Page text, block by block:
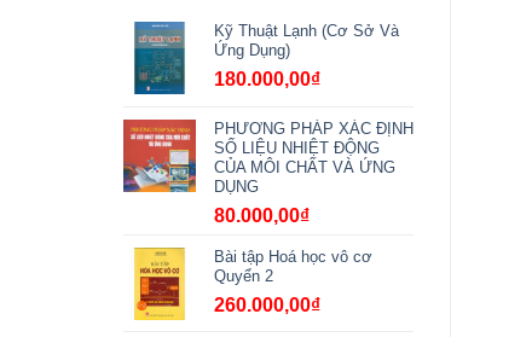
Kỹ Thuật Lạnh (Cơ Sở Và
Ứng Dụng)
180.000,00₫
PHƯƠNG PHÁP XÁC ĐỊNH
SỐ LIỆU NHIỆT ĐỘNG
CỦA MÔI CHẤT VÀ ỨNG
DỤNG
80.000,00₫
Bài tập Hoá học vô cơ
Quyển 2
260.000,00₫